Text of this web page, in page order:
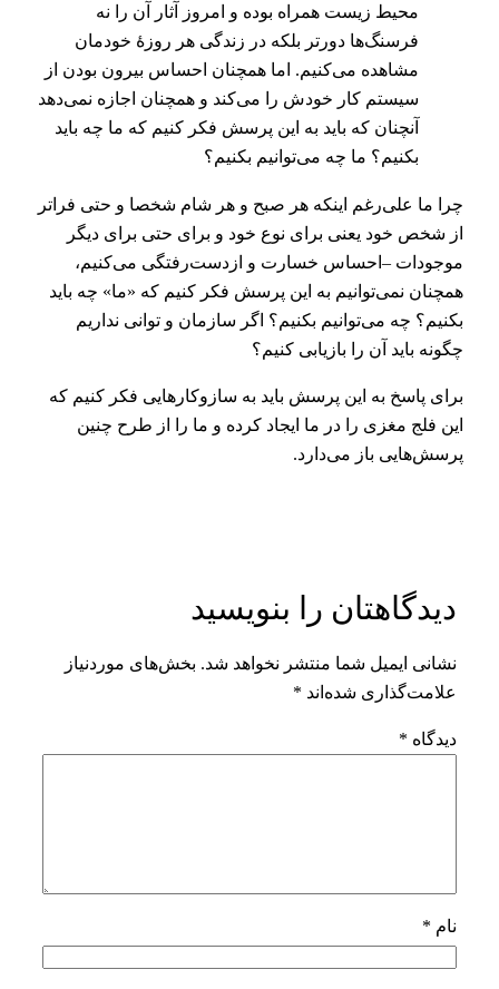
محیط زیست همراه بوده و امروز آثار آن را نه
فرسنگ‌ها دورتر بلکه در زندگی هر روزۀ خودمان
مشاهده می‌کنیم. اما همچنان احساس بیرون بودن از
سیستم کار خودش را می‌کند و همچنان اجازه نمی‌دهد
آنچنان که باید به این پرسش فکر کنیم که ما چه باید
بکنیم؟ ما چه می‌توانیم بکنیم؟
چرا ما علی‌رغم اینکه هر صبح و هر شام شخصا و حتی فراتر
از شخص خود یعنی برای نوع خود و برای حتی برای دیگر
موجودات –احساس خسارت و ازدست‌رفتگی می‌کنیم،
همچنان نمی‌توانیم به این پرسش فکر کنیم که «ما» چه باید
بکنیم؟ چه می‌توانیم بکنیم؟ اگر سازمان و توانی نداریم
چگونه باید آن را بازیابی کنیم؟
برای پاسخ به این پرسش باید به سازوکارهایی فکر کنیم که
این فلج مغزی را در ما ایجاد کرده و ما را از طرح چنین
پرسش‌هایی باز می‌دارد.
دیدگاهتان را بنویسید
نشانی ایمیل شما منتشر نخواهد شد. بخش‌های موردنیاز
علامت‌گذاری شده‌اند *
دیدگاه *
نام *